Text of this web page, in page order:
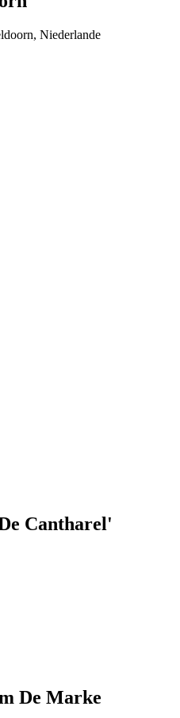
Niederlande
Cantharel'
De Marke